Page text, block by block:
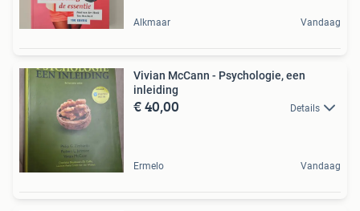
Alkmaar Vandaag
Vivian McCann - Psychologie, een
inleiding
€ 40,00 Details
Ermelo Vandaag